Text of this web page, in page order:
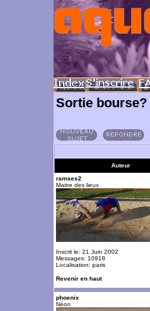
Sortie bourse?
Auteur
ramses2
Maitre des lieux
Inscrit le: 21 Juin 2002
Messages: 10918
Localisation: paris
Revenir en haut
phoenix
Néon